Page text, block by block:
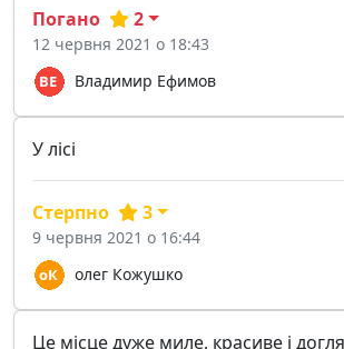
Владимир Ефимов
Погано 2
12 червня 2021 о 18:43
У лісі
олег Кожушко
Стерпно 3
9 червня 2021 о 16:44
Це місце дуже миле, красиве і